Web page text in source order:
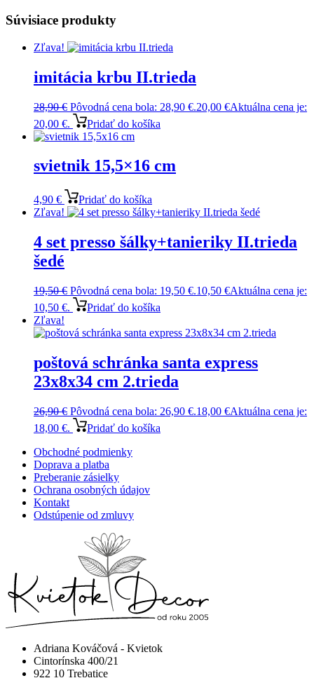
Súvisiace produkty
Zľava!
imitácia krbu II.trieda
28,90€ Pôvodná cena bola: 28,90 €.20,00 €Aktuálna cena je:
20,00 €.
Pridať do košíka
svietnik 15,5×16 cm
4,90 €
Pridať do košíka
Zľava!
4 set presso šálky+tanieriky II.trieda
šedé
19,50€ Pôvodná cena bola: 19,50 €.10,50 €Aktuálna cena je:
10,50 €.
Pridať do košíka
Zľava!
poštová schránka santa express
23x8x34 cm 2.trieda
26,90€ Pôvodná cena bola: 26,90 €.18,00 €Aktuálna cena je:
18,00 €.
Pridať do košíka
Obchodné podmienky
Doprava a platba
Preberanie zásielky
Ochrana osobných údajov
Kontakt
Odstúpenie od zmluvy
Adriana Kováčová - Kvietok
Cintorínska 400/21
922 10 Trebatice